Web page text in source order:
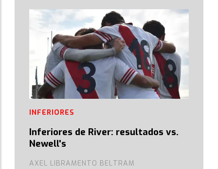
Inferiores de River: resultados vs.
Newell's
AXEL LIBRAMENTO BELTRAM
INFERIORES